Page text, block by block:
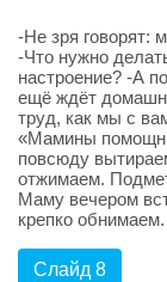
-Не зря
-Что нужно
настроение? -А
ещё ждёт
труд, как мы с
«Мамины
повсюду
отжимаем.
Маму вечером
крепко обнимаем.
Слайд 8